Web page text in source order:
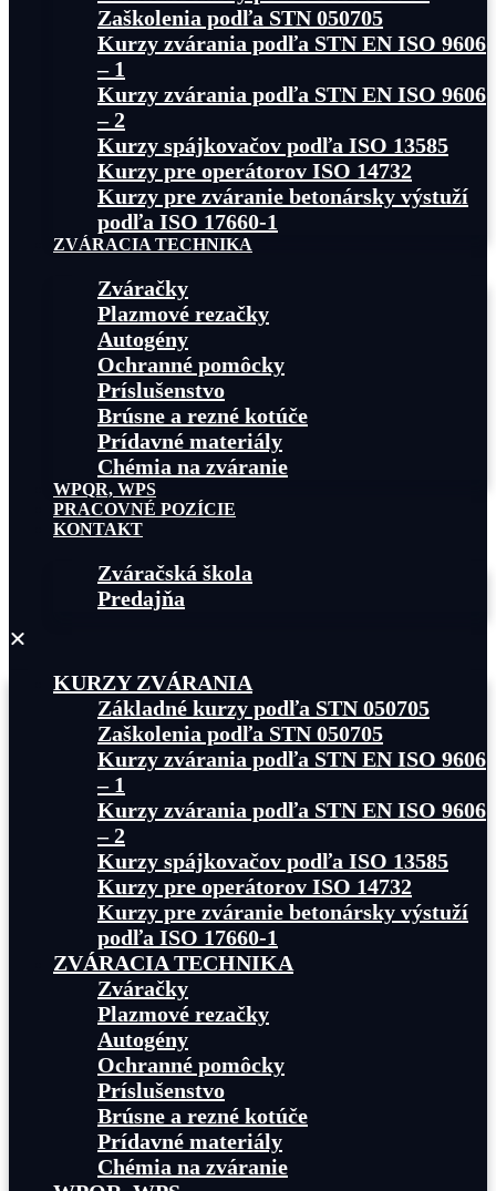
Zaškolenia podľa STN 050705
Kurzy zvárania podľa STN EN ISO 9606
– 1
Kurzy zvárania podľa STN EN ISO 9606
– 2
Kurzy spájkovačov podľa ISO 13585
Kurzy pre operátorov ISO 14732
Kurzy pre zváranie betonársky výstuží
podľa ISO 17660-1
ZVÁRACIA TECHNIKA
Zváračky
Plazmové rezačky
Autogény
Ochranné pomôcky
Príslušenstvo
Brúsne a rezné kotúče
Prídavné materiály
Chémia na zváranie
WPQR, WPS
PRACOVNÉ POZÍCIE
KONTAKT
Zváračská škola
Predajňa
KURZY ZVÁRANIA
Základné kurzy podľa STN 050705
Zaškolenia podľa STN 050705
Kurzy zvárania podľa STN EN ISO 9606
– 1
Kurzy zvárania podľa STN EN ISO 9606
– 2
Kurzy spájkovačov podľa ISO 13585
Kurzy pre operátorov ISO 14732
Kurzy pre zváranie betonársky výstuží
podľa ISO 17660-1
ZVÁRACIA TECHNIKA
Zváračky
Plazmové rezačky
Autogény
Ochranné pomôcky
Príslušenstvo
Brúsne a rezné kotúče
Prídavné materiály
Chémia na zváranie